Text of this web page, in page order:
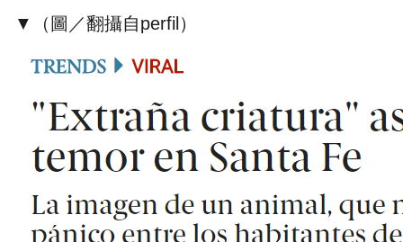
▼（圖／翻攝自perfil ）